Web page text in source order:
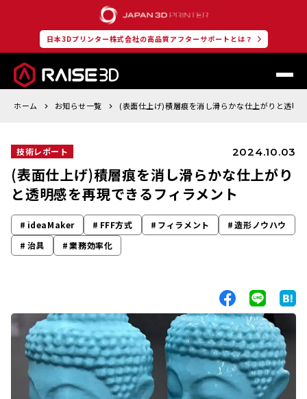
日本3Dプリンター株式会社の高品質アフターサポートとは？
ホーム お知らせ一覧 (表面仕上げ)積層痕を消し滑らかな仕上がりと透明
技術レポート 2024.10.03
(表面仕上げ)積層痕を消し滑らかな仕上がり
と透明感を再現できるフィラメント
ideaMaker FFF方式 フィラメント
造形ノウハウ
治具
業務効率化